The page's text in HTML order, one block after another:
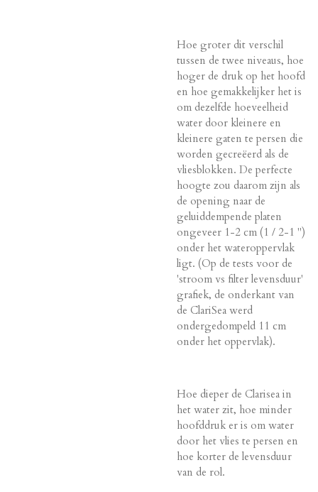
Hoe groter dit verschil
tussen de twee niveaus, hoe
hoger de druk op het hoofd
en hoe gemakkelijker het is
om dezelfde hoeveelheid
water door kleinere en
kleinere gaten te persen die
worden gecreëerd als de
vliesblokken. De perfecte
hoogte zou daarom zijn als
de opening naar de
geluiddempende platen
ongeveer 1-2 cm (1 / 2-1 ")
onder het wateroppervlak
ligt. (Op de tests voor de
'stroom vs filter levensduur'
grafiek, de onderkant van
de ClariSea werd
ondergedompeld 11 cm
onder het oppervlak).
Hoe dieper de Clarisea in
het water zit, hoe minder
hoofddruk er is om water
door het vlies te persen en
hoe korter de levensduur
van de rol.